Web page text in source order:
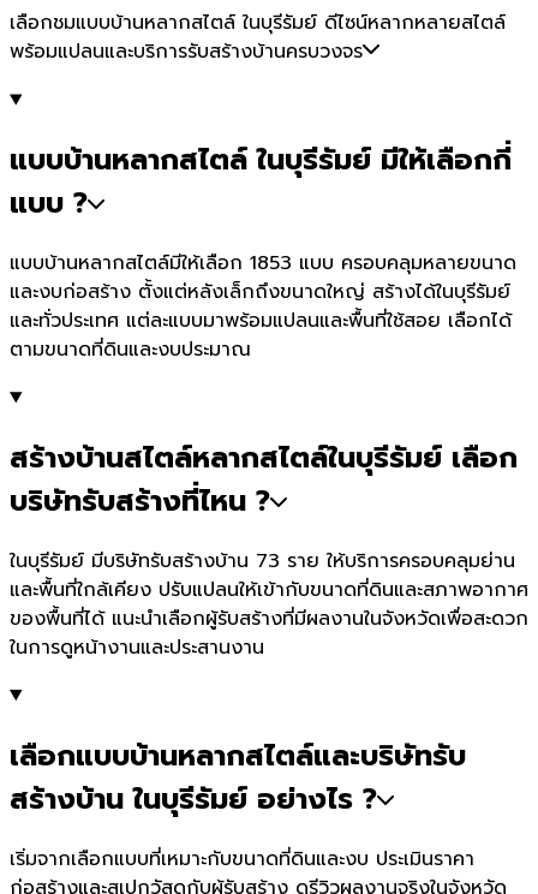
เลือกชมแบบบ้านหลากสไตล์ ในบุรีรัมย์ ดีไซน์หลากหลายสไตล์
พร้อมแปลนและบริการรับสร้างบ้านครบวงจร
แบบบ้านหลากสไตล์ ในบุรีรัมย์ มีให้เลือกกี่
แบบ ?
แบบบ้านหลากสไตล์มีให้เลือก 1853 แบบ ครอบคลุมหลายขนาด
และงบก่อสร้าง ตั้งแต่หลังเล็กถึงขนาดใหญ่ สร้างได้ในบุรีรัมย์
และทั่วประเทศ แต่ละแบบมาพร้อมแปลนและพื้นที่ใช้สอย เลือกได้
ตามขนาดที่ดินและงบประมาณ
สร้างบ้านสไตล์หลากสไตล์ในบุรีรัมย์ เลือก
บริษัทรับสร้างที่ไหน ?
ในบุรีรัมย์ มีบริษัทรับสร้างบ้าน 73 ราย ให้บริการครอบคลุมย่าน
และพื้นที่ใกล้เคียง ปรับแปลนให้เข้ากับขนาดที่ดินและสภาพอากาศ
ของพื้นที่ได้ แนะนำเลือกผู้รับสร้างที่มีผลงานในจังหวัดเพื่อสะดวก
ในการดูหน้างานและประสานงาน
เลือกแบบบ้านหลากสไตล์และบริษัทรับ
สร้างบ้าน ในบุรีรัมย์ อย่างไร ?
เริ่มจากเลือกแบบที่เหมาะกับขนาดที่ดินและงบ ประเมินราคา
ก่อสร้างและสเปกวัสดุกับผู้รับสร้าง ดูรีวิวผลงานจริงในจังหวัด